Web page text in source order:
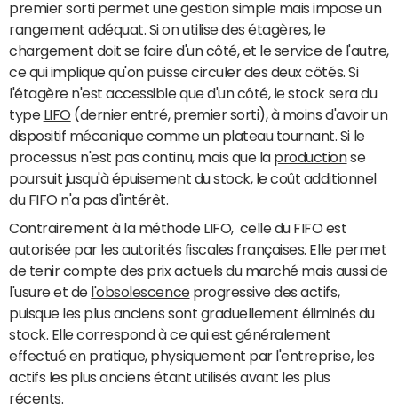
premier sorti permet une gestion simple mais impose un
rangement adéquat. Si on utilise des étagères, le
chargement doit se faire d'un côté, et le service de l'autre,
ce qui implique qu'on puisse circuler des deux côtés. Si
l'étagère n'est accessible que d'un côté, le stock sera du
type LIFO (dernier entré, premier sorti), à moins d'avoir un
dispositif mécanique comme un plateau tournant. Si le
processus n'est pas continu, mais que la productionse
poursuit jusqu'à épuisement du stock, le coût additionnel
du FIFO n'a pas d'intérêt.
Contrairement à la méthode LIFO, celle du FIFO est
autorisée par les autorités fiscales françaises. Elle permet
de tenir compte des prix actuels du marché mais aussi de
l'usure et de l'obsolescenceprogressive des actifs,
puisque les plus anciens sont graduellement éliminés du
stock. Elle correspond à ce qui est généralement
effectué en pratique, physiquement par l'entreprise, les
actifs les plus anciens étant utilisés avant les plus
récents.